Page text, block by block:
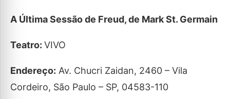
A Última Sessão de Freud, de Mark St. Germain
Teatro: VIVO
Endereço: Av. Chucri Zaidan, 2460 – Vila
Cordeiro, São Paulo – SP, 04583-110